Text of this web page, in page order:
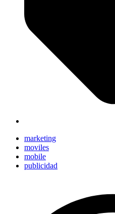
marketing
moviles
mobile
publicidad